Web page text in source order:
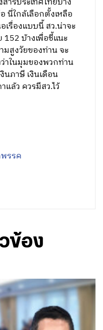
นี่ใกล้เลือกตั้งเหลือ
เรื่องแบบนี้ สว.น่าจะ
152 บ้างเพื่อชี้แนะ
สูงวัยของท่าน จะ
าในมุมของพวกท่าน
นภาษี เงินเดือน
ล้ว ควรมีสว.ไว้
รรค
ข้อง